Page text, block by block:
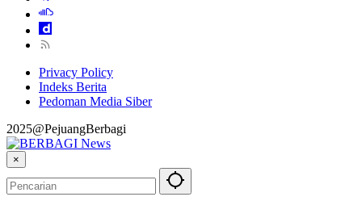
Privacy Policy
Indeks Berita
Pedoman Media Siber
2025@PejuangBerbagi
×